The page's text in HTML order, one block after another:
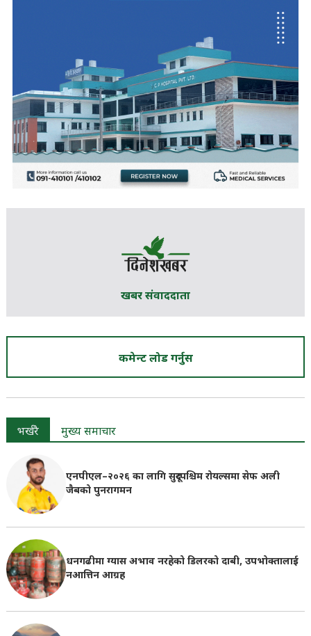
खबर संवाददाता
कमेन्ट लोड गर्नुस
भर्खरै मुख्य समाचार
एनपीएल–२०२६ का लागि सुदूरपश्चिम रोयल्समा सेफ अली
जैबको पुनरागमन
धनगढीमा ग्यास अभाव नरहेको डिलरको दाबी, उपभोक्तालाई
नआत्तिन आग्रह